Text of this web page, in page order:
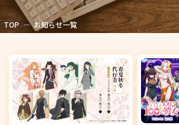
TOP お知らせ一覧